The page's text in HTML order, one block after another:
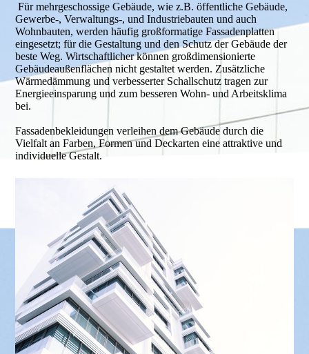
Für mehrgeschossige Gebäude, wie z.B. öffentliche Gebäude,
Gewerbe-, Verwaltungs-, und Industriebauten und auch
Wohnbauten, werden häufig großformatige Fassadenplatten
ein­gesetzt; für die Gestaltung und den Schutz der Gebäude der
beste Weg. Wirtschaftlicher können großdimensionierte
Gebäudeaußenflächen nicht gestaltet werden. Zusätzliche
Wärmedämmung und verbesserter Schallschutz tragen zur
Energieeinsparung und zum besseren Wohn- und Arbeitsklima
bei.
Fassadenbekleidungen verleihen dem Gebäude durch die
Vielfalt an Farben, Formen und Deckarten eine attraktive und
individuelle Gestalt.